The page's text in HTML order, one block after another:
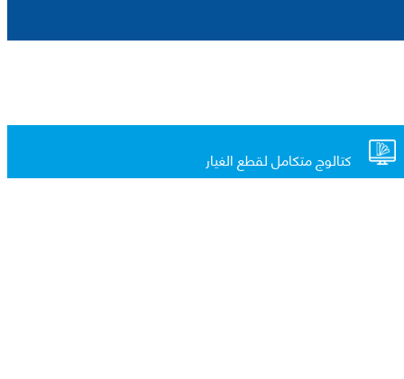
كتالوج متكامل لقطع الغيار